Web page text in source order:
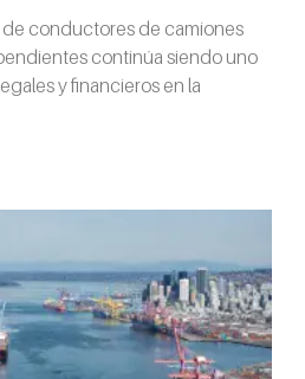
de conductores de camiones
continúa siendo uno
y financieros en la